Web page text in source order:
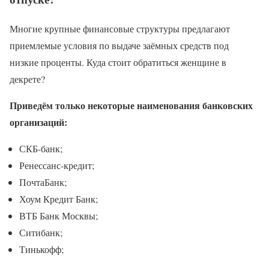
Многие крупные финансовые структуры предлагают
приемлемые условия по выдаче заёмных средств под
низкие проценты. Куда стоит обратиться женщине в
декрете?
Приведём только некоторые наименования банковских
организаций:
СКБ-банк;
Ренессанс-кредит;
ПочтаБанк;
Хоум Кредит Банк;
ВТБ Банк Москвы;
Ситибанк;
Тинькофф;